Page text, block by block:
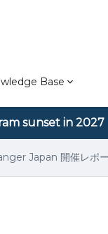
Base
sunset in 2027
Japan 開催レポ